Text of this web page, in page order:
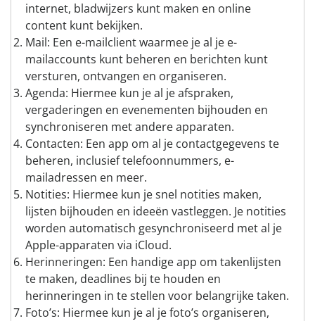
internet, bladwijzers kunt maken en online
content kunt bekijken.
Mail: Een e-mailclient waarmee je al je e-
mailaccounts kunt beheren en berichten kunt
versturen, ontvangen en organiseren.
Agenda: Hiermee kun je al je afspraken,
vergaderingen en evenementen bijhouden en
synchroniseren met andere apparaten.
Contacten: Een app om al je contactgegevens te
beheren, inclusief telefoonnummers, e-
mailadressen en meer.
Notities: Hiermee kun je snel notities maken,
lijsten bijhouden en ideeën vastleggen. Je notities
worden automatisch gesynchroniseerd met al je
Apple-apparaten via iCloud.
Herinneringen: Een handige app om takenlijsten
te maken, deadlines bij te houden en
herinneringen in te stellen voor belangrijke taken.
Foto’s: Hiermee kun je al je foto’s organiseren,